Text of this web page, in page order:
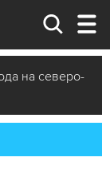
на северо-